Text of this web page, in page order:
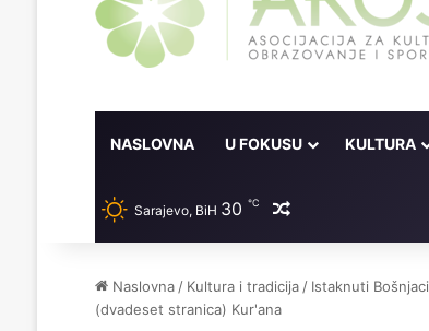
NASLOVNA U FOKUSU KULTURA
Sarajevo, BiH 30 ℃ Random članak
Naslovna / Kultura i tradicija / Istaknuti Bošnjaci
(dvadeset stranica) Kur'ana